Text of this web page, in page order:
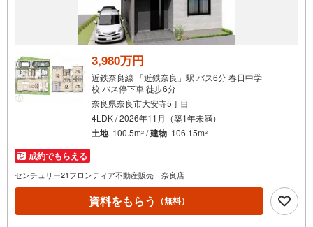
・
条
件
イ
ペ
ー
ジ
3,980万円
近鉄奈良線 「近鉄奈良」駅 バス6分 春日中学
校 バス停下車 徒歩6分
奈良県奈良市大安寺5丁目
4LDK / 2026年11月（築1年未満）
土地 100.5m2 /建物 106.15m2
成約でもらえる
センチュリー21フロンティア不動産販売 奈良店
資料をもらう （無料）